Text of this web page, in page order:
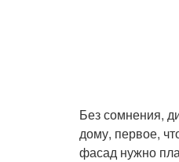
Без сомнения,
дому, первое,
фасад нужно